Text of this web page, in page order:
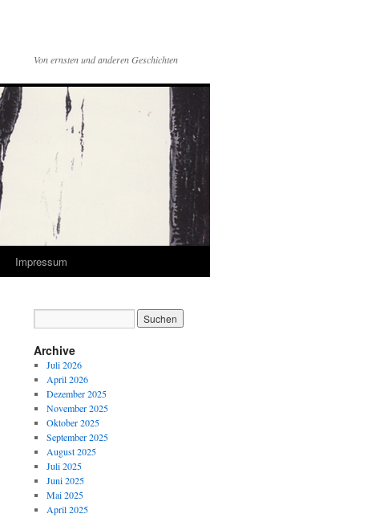
Von ernsten und anderen Geschichten
Impressum
Archive
Juli 2026
April 2026
Dezember 2025
November 2025
Oktober 2025
September 2025
August 2025
Juli 2025
Juni 2025
Mai 2025
April 2025